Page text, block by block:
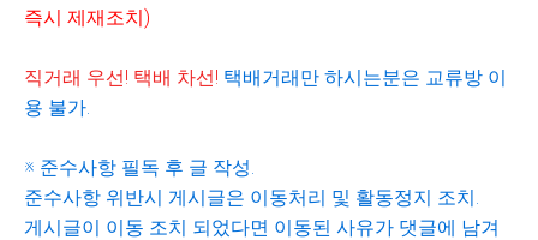
즉시 제재조치)
직거래 우선! 택배 차선! 택배거래만 하시는분은 교류방 이
용 불가.
※ 준수사항 필독 후 글 작성.
준수사항 위반시 게시글은 이동처리 및 활동정지 조치.
게시글이 이동 조치 되었다면 이동된 사유가 댓글에 남겨